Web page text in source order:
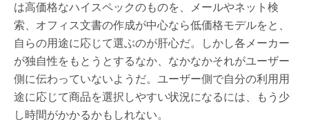
は高価格なハイスペックのものを、メールやネット検
索、オフィス文書の作成が中心なら低価格モデルをと、
自らの用途に応じて選ぶのが肝心だ。しかし各メーカー
が独自性をもとうとするなか、なかなかそれがユーザー
側に伝わっていないようだ。ユーザー側で自分の利用用
途に応じて商品を選択しやすい状況になるには、もう少
し時間がかかるかもしれない。